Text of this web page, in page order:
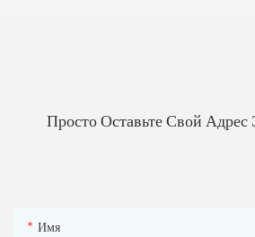
Просто Оставьте Свой
Имя